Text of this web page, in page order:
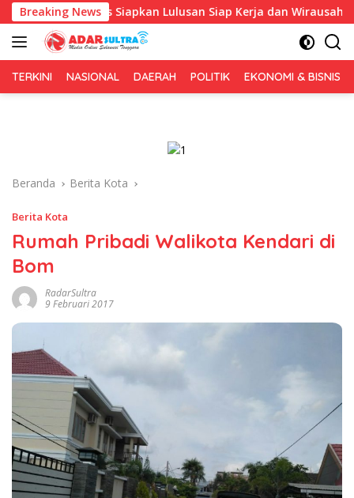
Langsung
ke
konten
Breaking News
Fokus Siapkan Lulusan Siap Kerja dan Wirausaha
TERKINI NASIONAL DAERAH POLITIK EKONOMI & BISNIS
Beranda Berita Kota
Berita Kota
Rumah Pribadi Walikota Kendari di
Bom
RadarSultra
9 Februari 2017